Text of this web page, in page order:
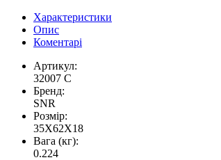
Характеристики
Опис
Коментарі
Артикул:
32007 C
Бренд:
SNR
Розмір:
35X62X18
Вага (кг):
0.224